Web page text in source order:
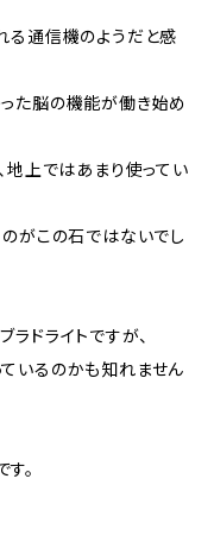
る通信機のようだと感
た脳の機能が働き始め
地上ではあまり使ってい
のがこの石ではないでし
ドライトですが、
いるのかも知れません
。